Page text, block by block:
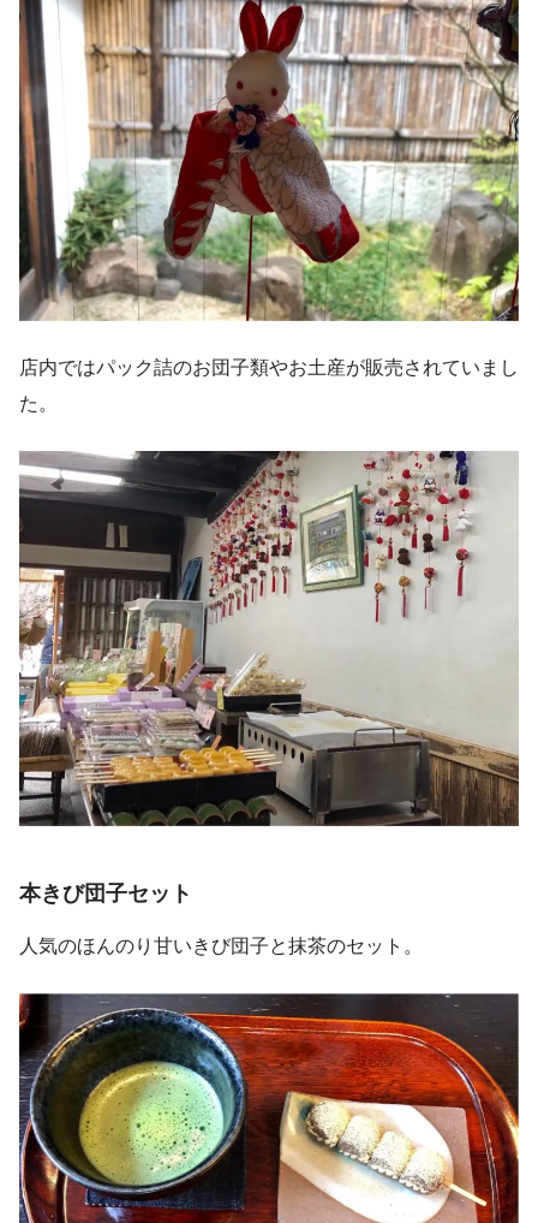
店内ではパック詰のお団子類やお土産が販売されていまし
た。
本きび団子セット
人気のほんのり甘いきび団子と抹茶のセット。